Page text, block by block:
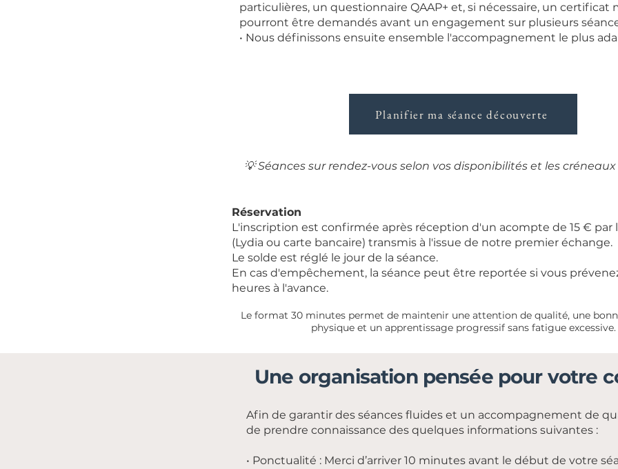
particulières, un questionnaire QAAP+ et, si nécessaire, un certificat
pourront être demandés avant un engagement sur plusieurs
• Nous définissons ensuite ensemble l'accompagnement le plus
Une organisation pensée pour votre
Afin de garantir des séances fluides et un accompagnement de
de prendre connaissance des quelques informations suivantes :
• Ponctualité : Merci d’arriver 10 minutes avant le début de votre
Planifier ma séance découverte
💡 Séances sur rendez-vous selon vos disponibilités et les
Réservation
L'inscription est confirmée après réception d'un acompte de 15 € par
(Lydia ou carte bancaire) transmis à l'issue de notre premier échange.
Le solde est réglé le jour de la séance.
En cas d'empêchement, la séance peut être reportée si vous
heures à l'avance.
Le format 30 minutes permet de maintenir une attention de qualité, une
physique et un apprentissage progressif sans fatigue excessive.